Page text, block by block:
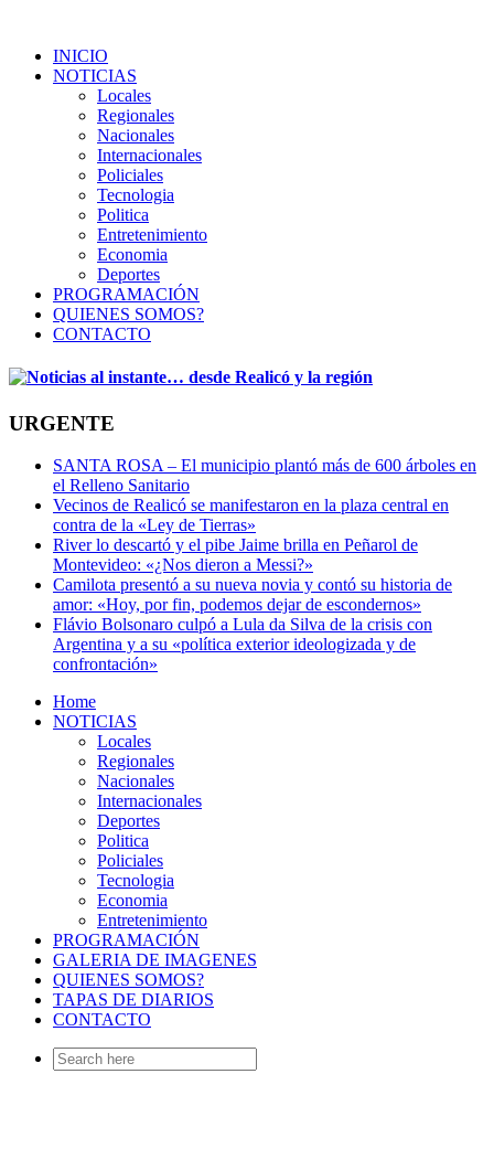
INICIO
NOTICIAS
Locales
Regionales
Nacionales
Internacionales
Policiales
Tecnologia
Politica
Entretenimiento
Economia
Deportes
PROGRAMACIÓN
QUIENES SOMOS?
CONTACTO
URGENTE
SANTA ROSA – El municipio plantó más de 600 árboles en
el Relleno Sanitario
Vecinos de Realicó se manifestaron en la plaza central en
contra de la «Ley de Tierras»
River lo descartó y el pibe Jaime brilla en Peñarol de
Montevideo: «¿Nos dieron a Messi?»
Camilota presentó a su nueva novia y contó su historia de
amor: «Hoy, por fin, podemos dejar de escondernos»
Flávio Bolsonaro culpó a Lula da Silva de la crisis con
Argentina y a su «política exterior ideologizada y de
confrontación»
Home
NOTICIAS
Locales
Regionales
Nacionales
Internacionales
Deportes
Politica
Policiales
Tecnologia
Economia
Entretenimiento
PROGRAMACIÓN
GALERIA DE IMAGENES
QUIENES SOMOS?
TAPAS DE DIARIOS
CONTACTO
Search
for: